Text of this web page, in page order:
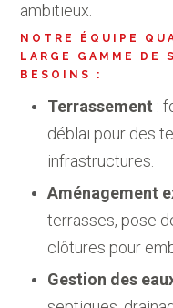
ambitieux.
NOTRE ÉQUIPE
LARGE GAMME DE
BESOINS :
Terrassement :
déblai pour des
infrastructures.
Aménagement
terrasses, pose
clôtures pour
Gestion des